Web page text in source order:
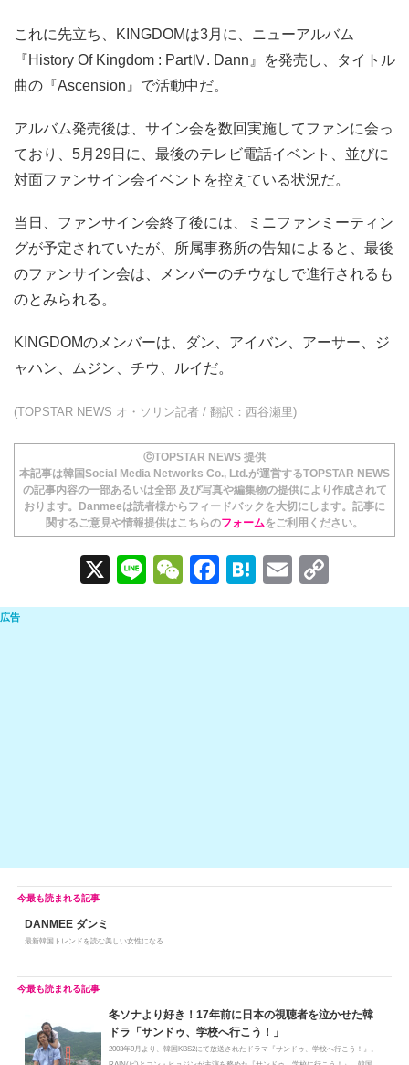
これに先立ち、KINGDOMは3月に、ニューアルバム
『History Of Kingdom : PartⅣ. Dann』を発売し、タイトル
曲の『Ascension』で活動中だ。
アルバム発売後は、サイン会を数回実施してファンに会っ
ており、5月29日に、最後のテレビ電話イベント、並びに
対面ファンサイン会イベントを控えている状況だ。
当日、ファンサイン会終了後には、ミニファンミーティン
グが予定されていたが、所属事務所の告知によると、最後
のファンサイン会は、メンバーのチウなしで進行されるも
のとみられる。
KINGDOMのメンバーは、ダン、アイバン、アーサー、ジ
ャハン、ムジン、チウ、ルイだ。
(TOPSTAR NEWS オ・ソリン記者 / 翻訳：西谷瀬里)
ⓒTOPSTAR NEWS 提供
本記事は韓国Social Media Networks Co., Ltd.が運営するTOPSTAR NEWS
の記事内容の一部あるいは全部 及び写真や編集物の提供により作成されて
おります。Danmeeは読者様からフィードバックを大切にします。記事に
関するご意見や情報提供はこちらのフォームをご利用ください。
X
Li
n
W
e
F
a
H
at
E
m o
DANMEE ダンミ
最新韓国トレンドを読む美しい女性になる
冬ソナより好き！17年前に日本の視聴者を泣かせた韓
ドラ「サンドゥ、学校へ行こう！」
2003年9月より、韓国KBS2にて放送されたドラマ『サンドゥ、学校へ行こう！』。